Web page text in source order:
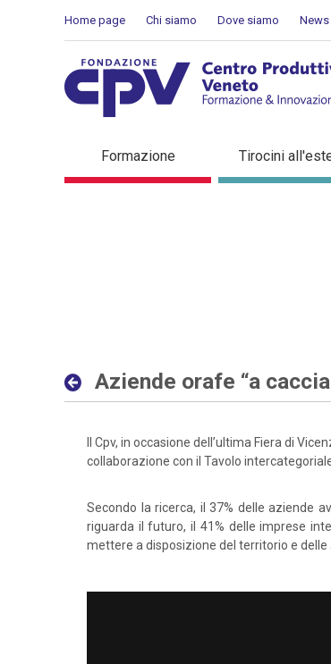
Home page Chi siamo Dove siamo News
Aziende orafe “a
Formazione Tirocini
Aziende orafe “a
Il Cpv, in occasione dell’ultima Fiera di
collaborazione con il Tavolo
Secondo la ricerca, il 37% delle aziende
riguarda il futuro, il 41% delle imprese
mettere a disposizione del territorio e